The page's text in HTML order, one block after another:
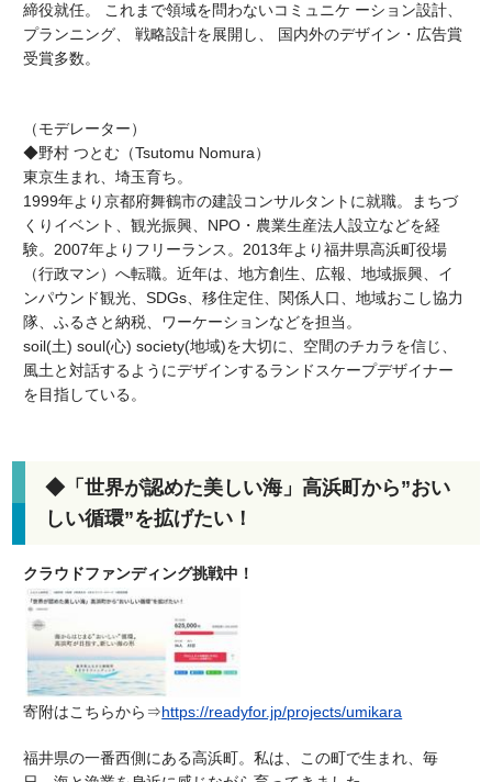
締役就任。 これまで領域を問わないコミュニケ ーション設計、
プランニング、 戦略設計を展開し、 国内外のデザイン・広告賞
受賞多数。
（モデレーター）
◆野村 つとむ（Tsutomu Nomura）
東京生まれ、埼玉育ち。
1999年より京都府舞鶴市の建設コンサルタントに就職。まちづ
くりイベント、観光振興、 NPO ・農業生産法人設立などを経
験。2007年よりフリーランス。2013年より福井県高浜町役場
（行政マン）へ転職。近年は、地方創生、広報、地域振興、イ
ンパウンド観光、SDGs、移住定住、関係人口、地域おこし協力
隊、ふるさと納税、ワーケーションなどを担当。
soil(土) soul(心) society(地域)を大切に、空間のチカラを信じ、
風土と対話するようにデザインするランドスケープデザイナー
を目指している。
◆「世界が認めた美しい海」高浜町から”おい
しい循環”を拡げたい！
クラウドファンディング挑戦中！
寄附はこちらから⇒https://readyfor.jp/projects/umikara
福井県の一番西側にある高浜町。私は、この町で生まれ、毎